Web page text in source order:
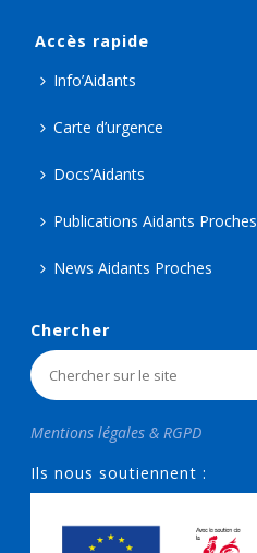
Accès rapide
Info’Aidants
Carte d’urgence
Docs’Aidants
Publications Aidants Proches
News Aidants Proches
Chercher
Mentions légales & RGPD
Ils nous soutiennent :